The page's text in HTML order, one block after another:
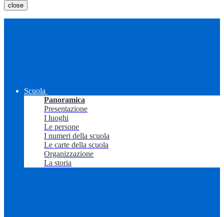
close
Scuola
Panoramica
Presentazione
I luoghi
Le persone
I numeri della scuola
Le carte della scuola
Organizzazione
La storia